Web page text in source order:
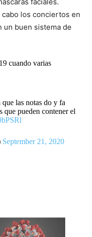
los conciertos en
un buen sistema de
cuando varias
las notas do y fa
que pueden contener el
September 21, 2020